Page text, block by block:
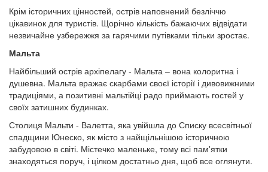
Крім історичних цінностей, острів наповнений безліччю
цікавинок для туристів. Щорічно кількість бажаючих відвідати
незвичайне узбережжя за гарячими путівками тільки зростає.
Мальта
Найбільший острів архіпелагу - Мальта – вона колоритна і
душевна. Мальта вражає скарбами своєї історії і дивовижними
традиціями, а позитивні мальтійці радо приймають гостей у
своїх затишних будинках.
Столиця Мальти - Валетта, яка увійшла до Списку всесвітньої
спадщини Юнеско, як місто з найщільнішою історичною
забудовою в світі. Містечко маленьке, тому всі пам'ятки
знаходяться поруч, і цілком достатньо дня, щоб все оглянути.